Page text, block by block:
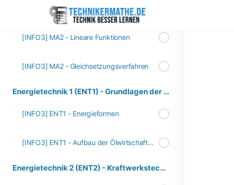
[INFO3] MA2 - Lineare Funktionen
[INFO3] MA2 - Gleichsetzungsverfahren
Energietechnik 1 (ENT1) - Grundlagen der Energieversorgung
[INFO3] ENT1 - Energieformen
[INFO3] ENT1 - Aufbau der Ölwirtschaft in Deutschland
Energietechnik 2 (ENT2) - Kraftwerkstechnik